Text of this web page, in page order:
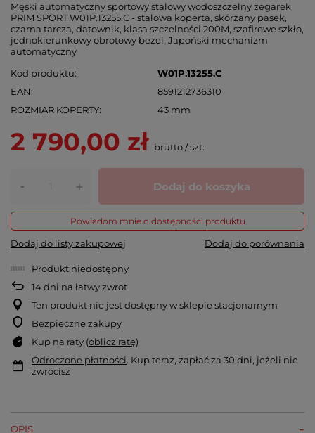
Męski automatyczny sportowy stalowy wodoszczelny zegarek
PRIM SPORT W01P.13255.C - stalowa koperta, skórzany pasek,
czarna tarcza, datownik, klasa szczelności 200M, szafirowe szkło,
jednokierunkowy obrotowy bezel. Japoński mechanizm
automatyczny
Kod produktu
W01P.13255.C
EAN
8591212736310
ROZMIAR KOPERTY
43 mm
2 790,00 zł brutto/szt.
- + Dodaj do koszyka
Powiadom mnie o dostępności produktu
Dodaj do listy zakupowej Dodaj do porównania
Produkt niedostępny
14dni na łatwy zwrot
Ten produkt nie jest dostępny w sklepie stacjonarnym
Bezpieczne zakupy
Kup na raty (oblicz ratę)
Odroczone płatności. Kup teraz, zapłać za 30 dni, jeżeli nie
zwrócisz
OPIS